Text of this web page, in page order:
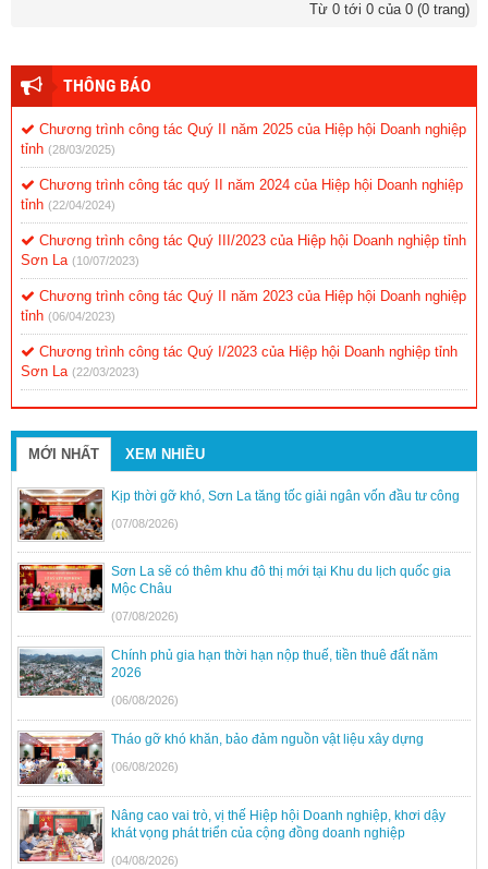
Từ 0 tới 0 của 0 (0 trang)
THÔNG BÁO
Chương trình công tác Quý II năm 2025 của Hiệp hội Doanh nghiệp
tỉnh (28/03/2025)
Chương trình công tác quý II năm 2024 của Hiệp hội Doanh nghiệp
tỉnh (22/04/2024)
Chương trình công tác Quý III/2023 của Hiệp hội Doanh nghiệp tỉnh
Sơn La (10/07/2023)
Chương trình công tác Quý II năm 2023 của Hiệp hội Doanh nghiệp
tỉnh (06/04/2023)
Chương trình công tác Quý I/2023 của Hiệp hội Doanh nghiệp tỉnh
Sơn La (22/03/2023)
MỚI NHẤT XEM NHIỀU
Kịp thời gỡ khó, Sơn La tăng tốc giải ngân vốn đầu tư công
(07/08/2026)
Sơn La sẽ có thêm khu đô thị mới tại Khu du lịch quốc gia
Mộc Châu
(07/08/2026)
Chính phủ gia hạn thời hạn nộp thuế, tiền thuê đất năm
2026
(06/08/2026)
Tháo gỡ khó khăn, bảo đảm nguồn vật liệu xây dựng
(06/08/2026)
Nâng cao vai trò, vị thế Hiệp hội Doanh nghiệp, khơi dậy
khát vọng phát triển của cộng đồng doanh nghiệp
(04/08/2026)